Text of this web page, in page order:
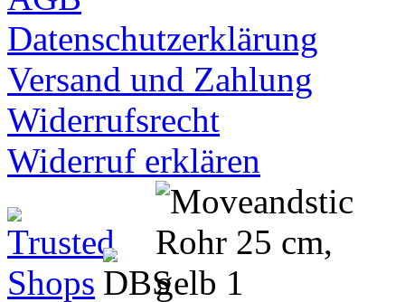
Datenschutzerklärung
Versand und Zahlung
Widerrufsrecht
Widerruf erklären